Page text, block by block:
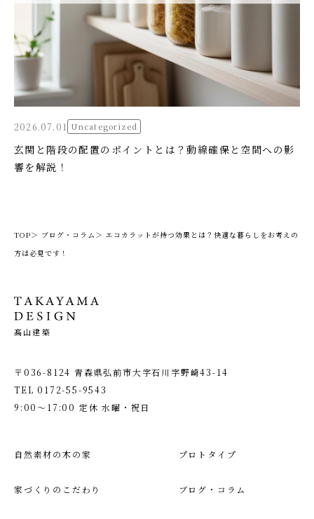
2026.07.01 Uncategorized
玄関と階段の配置のポイントとは？動線確保と空間への影
響を解説！
TOP＞ ブログ・コラム＞ エコカラットが持つ効果とは？快適な暮らしをお考えの
方は必見です！
髙山建築
〒036-8124 青森県弘前市大字石川字野崎43-14
TEL0172-55-9543
9:00〜17:00 定休 水曜・祝日
自然素材の木の家 プロトタイプ
家づくりのこだわり ブログ・コラム